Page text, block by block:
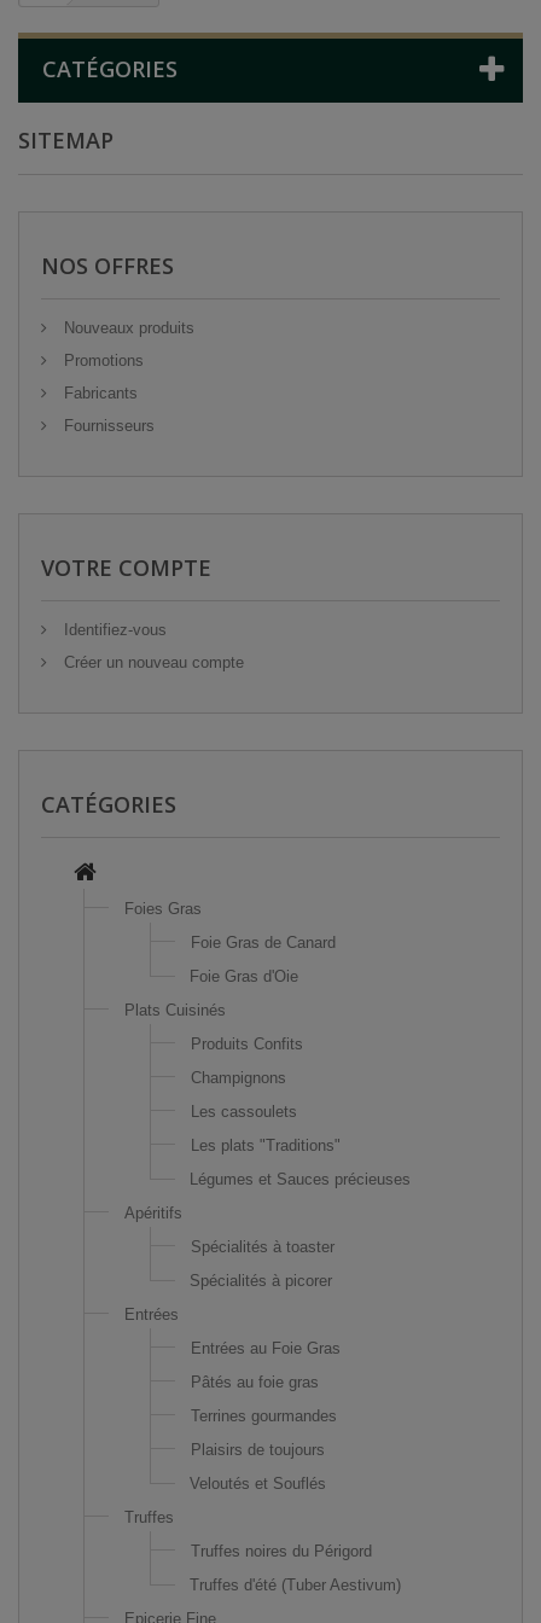
CATÉGORIES
SITEMAP
NOS OFFRES
Nouveaux produits
Promotions
Fabricants
Fournisseurs
VOTRE COMPTE
Identifiez-vous
Créer un nouveau compte
CATÉGORIES
Foies Gras
Foie Gras de Canard
Foie Gras d'Oie
Plats Cuisinés
Produits Confits
Champignons
Les cassoulets
Les plats "Traditions"
Légumes et Sauces précieuses
Apéritifs
Spécialités à toaster
Spécialités à picorer
Entrées
Entrées au Foie Gras
Pâtés au foie gras
Terrines gourmandes
Plaisirs de toujours
Veloutés et Souflés
Truffes
Truffes noires du Périgord
Truffes d'été (Tuber Aestivum)
Epicerie Fine